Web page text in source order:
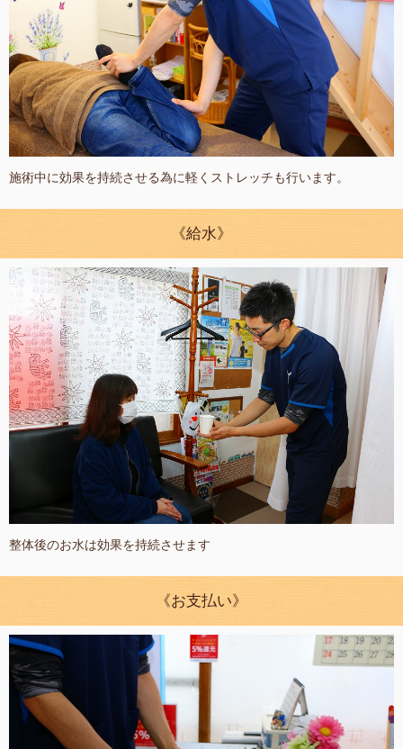
施術中に効果を持続させる為に軽くストレッチも行います。
《給水》
整体後のお水は効果を持続させます
《お支払い》